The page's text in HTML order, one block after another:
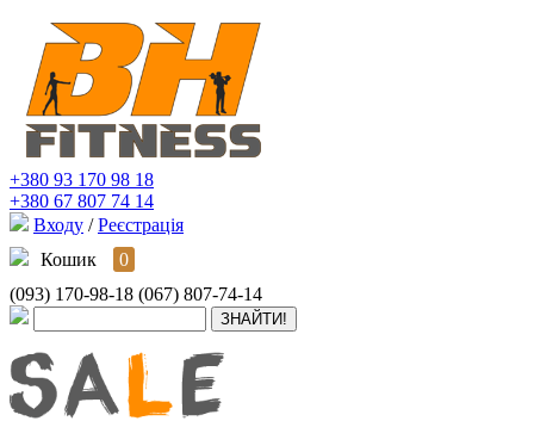
+380 93 170 98 18
+380 67 807 74 14
Входу / Реєстрація
Кошик
0
(093) 170-98-18 (067) 807-74-14